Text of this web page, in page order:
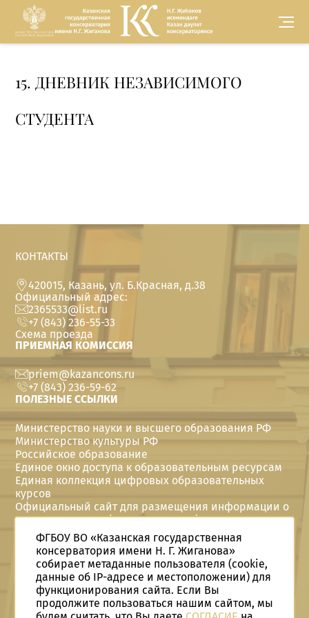
15. ДНЕВНИК НЕЗАВИСИМОГО
СТУДЕНТА
слабовидящих
КОНТАКТЫ
420015, Казань, ул. Б.Красная, д.38
Официальный адрес:
2365533@list.ru
+7 (843) 236-55-33
Схема проезда
ПРИЕМНАЯ КОМИССИЯ
priem@kazancons.ru
+7 (843) 236-59-62
ПОЛЕЗНЫЕ ССЫЛКИ
Министерство науки и высшего образования РФ
Министерство культуры РФ
Российское образование
Единое окно доступа к образовательным ресурсам
Единая коллекция цифровых образовательных
курсов
Официальный сайт для размещения информации о
государственных (муниципальных) учреждениях
Политика в отношении персональных данных
Год семьи в Telegram
Год семьи Вконтакте
Год семьи в Одноклассниках
Студенческие конструкторские бюро
СКБ в Telegram
2026Казанская государственная консерватория
ФГБОУ ВО «Казанская государственная
консерватория имени Н. Г. Жиганова»
собирает метаданные пользователя (cookie,
данные об IP-адресе и местоположении) для
функционирования сайта. Если Вы
продолжите пользоваться нашим сайтом, мы